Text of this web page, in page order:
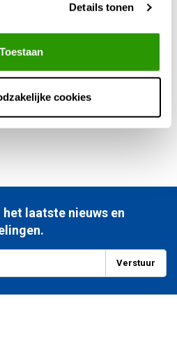
Details tonen
Toestaan
cookies
laatste nieuws en
Verstuur